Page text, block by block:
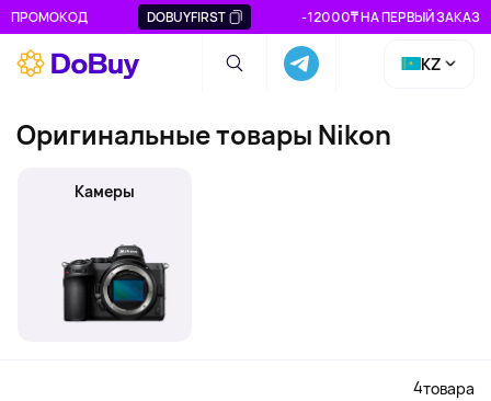
ПРОМОКОД DOBUYFIRST -12000₸ НА ПЕРВЫЙ ЗАКАЗ
KZ
Оригинальные товары Nikon
Камеры
4товара